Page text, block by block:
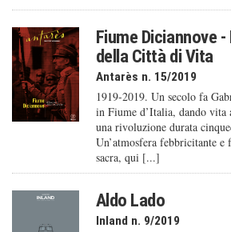
Fiume Diciannove
della Città di Vita
Antarès n. 15/2019
1919-2019. Un secolo fa
in Fiume d’Italia, dando vita
una rivoluzione durata
Un’atmosfera febbricitante e
sacra, qui [...]
Aldo Lado
Inland n. 9/2019